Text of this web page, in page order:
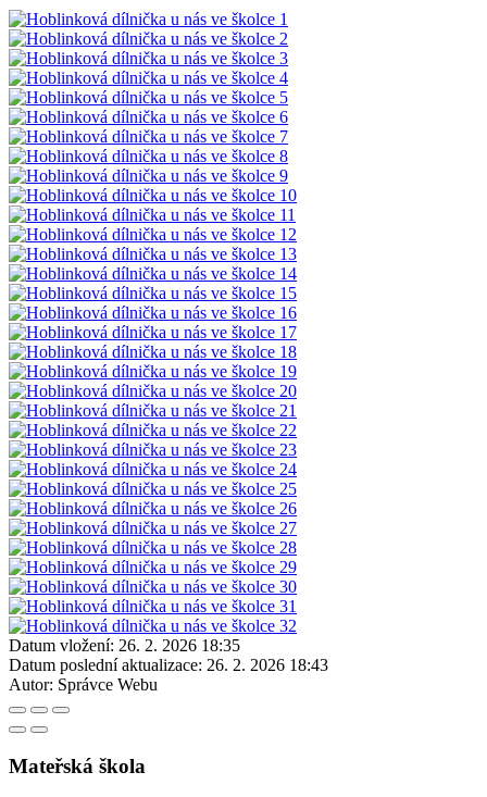
Datum vložení: 26. 2. 2026 18:35
Datum poslední aktualizace: 26. 2. 2026 18:43
Autor: Správce Webu
Mateřská škola